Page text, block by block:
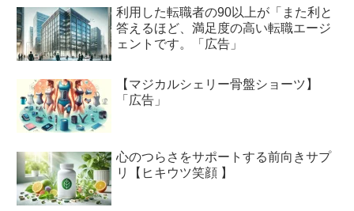
和感が気になる方に 鮭軟骨 サケ軟骨
非変性ii型コラーゲン 送料無料「広
告」
利用した転職者の90以上が「また利と
答えるほど、満足度の高い転職エージ
ェントです。「広告」
【マジカルシェリー骨盤ショーツ】
「広告」
心のつらさをサポートする前向きサプ
リ【ヒキウツ笑顔 】